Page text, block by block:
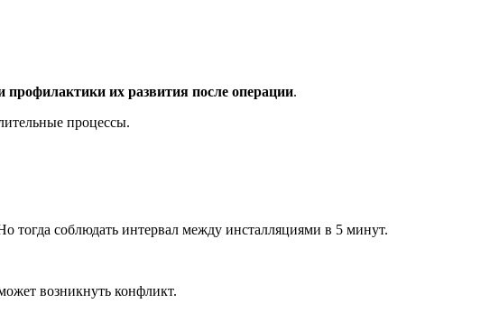
профилактики их развития после операции.
процессы.
тогда соблюдать интервал между инсталляциями в 5 минут.
возникнуть конфликт.